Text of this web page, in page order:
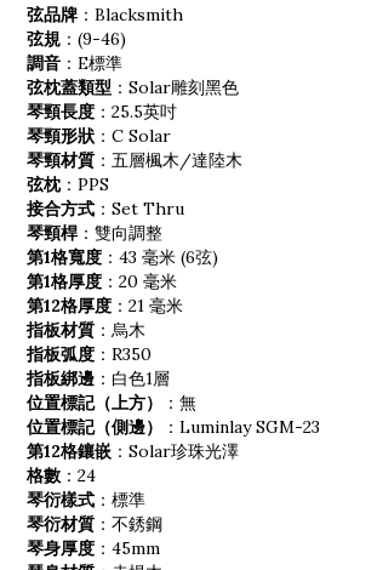
弦品牌 ：Blacksmith
弦規 ：(9-46)
調音 ：E標準
弦枕蓋類型 ：Solar雕刻黑色
琴頸長度 ：25.5英吋
琴頸形狀 ：C Solar
琴頸材質 ：五層楓木/達陸木
弦枕：PPS
接合方式 ：Set Thru
琴頸桿：雙向調整
第1格寬度 ：43 毫米 (6弦)
第1格厚度 ：20 毫米
第12格厚度 ：21 毫米
指板材質 ：烏木
指板弧度 ：R350
指板綁邊 ：白色1層
位置標記（上方）
：無
位置標記（側邊）
：Luminlay SGM-23
第12格鑲嵌 ：Solar珍珠光澤
格數 ：24
琴衍樣式 ：標準
琴衍材質 ：不銹鋼
琴身厚度 ：45mm